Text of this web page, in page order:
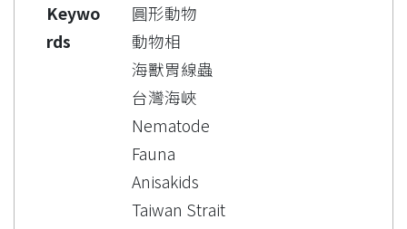
Keywo
rds
圓形動物
動物相
海獸胃線蟲
台灣海峽
Nematode
Fauna
Anisakids
Taiwan Strait